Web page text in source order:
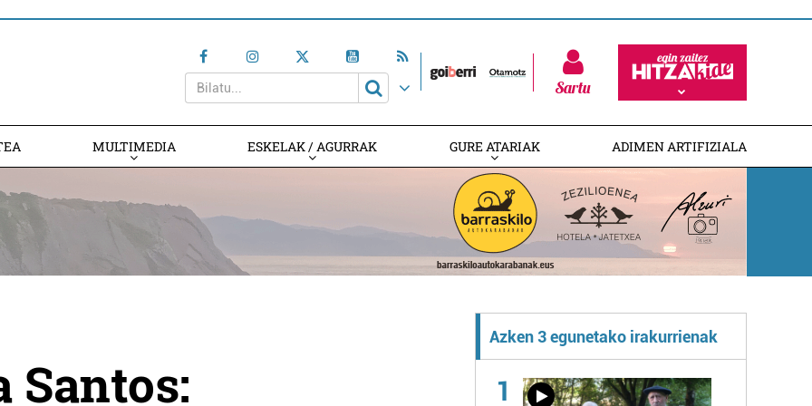
Sartu
MULTIMEDIA ESKELAK / AGURRAK GURE ATARIAK ADIMEN ARTIFIZIALA
Santos:
Azken 3 egunetako irakurrienak
1